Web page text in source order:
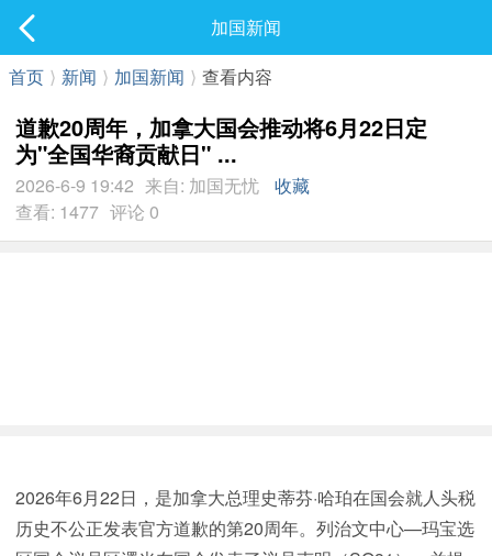
最新发表
加国新闻
首页 ⟩ 新闻 ⟩ 加国新闻 ⟩ 查看内容
道歉20周年，加拿大国会推动将6月22日定
为"全国华裔贡献日" ...
2026-6-9 19:42 来自: 加国无忧
收藏
查看: 1477 评论 0
2026年6月22日，是加拿大总理史蒂芬·哈珀在国会就人头税
历史不公正发表官方道歉的第20周年。列治文中心—玛宝选